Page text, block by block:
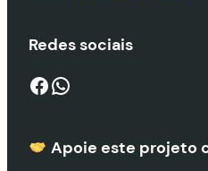
Redes sociais
Facebook WhatsApp
Apoie este projeto